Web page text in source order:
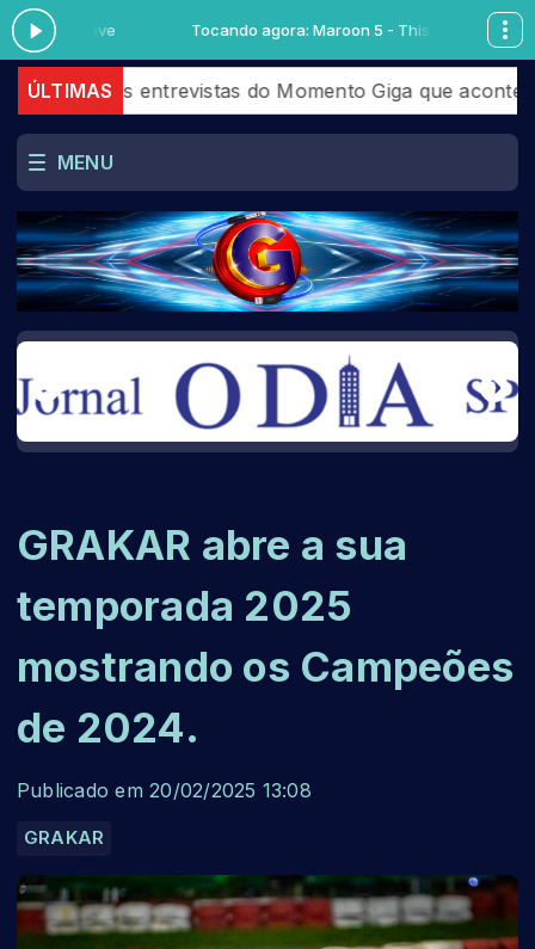
Love Tocando agora: Maroon 5 - This Love
ÚLTIMAS
as entrevistas do Momento Giga que aconteceram em
MENU
GRAKAR abre a sua
temporada 2025
mostrando os Campeões
de 2024.
Publicado em 20/02/2025 13:08
GRAKAR